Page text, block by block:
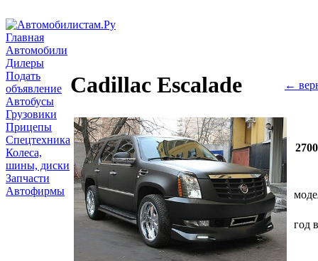
Главная
Автомобили
Дилеры
Подать
объявление
Автобусы
Грузовики
Прицепы
Спецтехника
Колеса,
шины, диски
Запчасти
Автофирмы
Cadillac Escalade ←
год